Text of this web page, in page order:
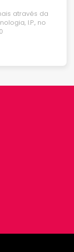
através da
I.P., no